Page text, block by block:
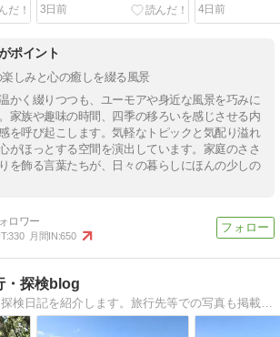
3日前 4日前
ポイント
楽しみと心の癒しを綴る風景
かく綴りつつも、ユーモアや身近な風景を巧みに
家族や趣味の時間、四季の移ろいを感じさせる内
を呼び起こします。気軽なトピックと気配り溢れ
がほっとする空間を演出しています。家庭のささ
を飾る言葉たちが、日々の暮らしにほんの少しの
330 月間IN:650
・探検blog
国内外の旅行・探検日記を紹介します。旅行先等での写真も掲載してます＾＾